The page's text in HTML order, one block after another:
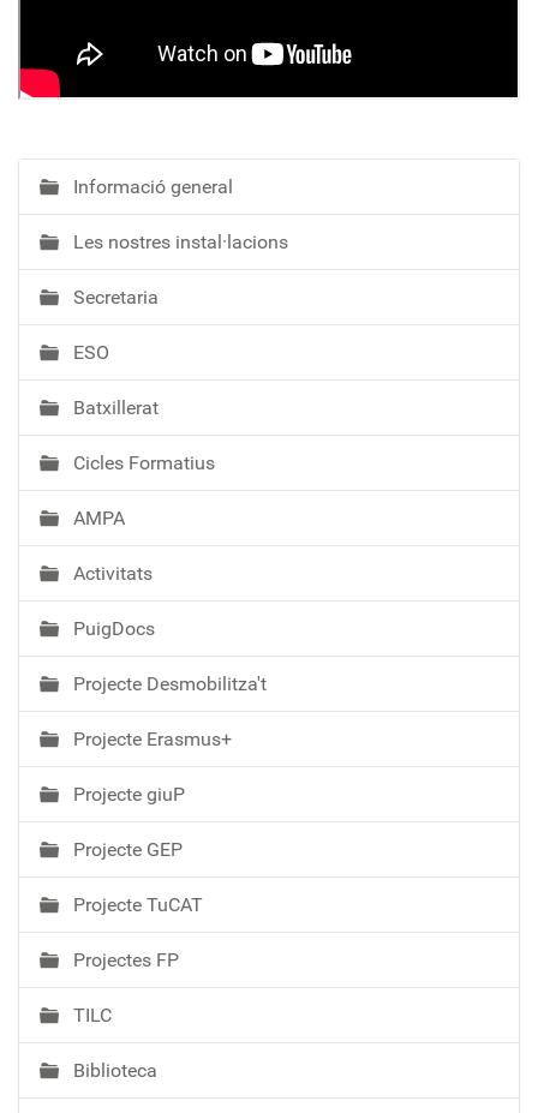
N
a
v
e
g
a
c
ó
Informació general
Les nostres instal·lacions
Secretaria
ESO
Batxillerat
Cicles Formatius
AMPA
Activitats
PuigDocs
Projecte Desmobilitza't
Projecte Erasmus+
Projecte giuP
Projecte GEP
Projecte TuCAT
Projectes FP
TILC
Biblioteca